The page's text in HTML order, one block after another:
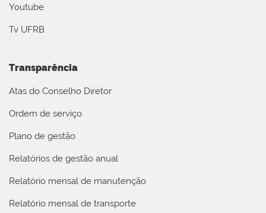
Youtube
Tv UFRB
Transparência
Atas do Conselho Diretor
Ordem de serviço
Plano de gestão
Relatórios de gestão anual
Relatório mensal de manutenção
Relatório mensal de transporte